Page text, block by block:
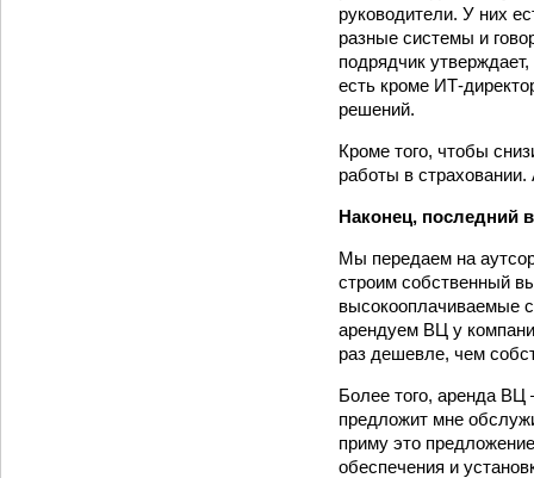
руководители. У них
разные системы и
подрядчик
есть кроме ИТ-
решений.
Кроме того, чтобы
работы в страховании.
Наконец, последний
Мы передаем на
строим собственный
высокооплачиваемые
арендуем ВЦ у
раз дешевле, чем
Более того, аренда ВЦ
предложит мне
приму это
обеспечения и